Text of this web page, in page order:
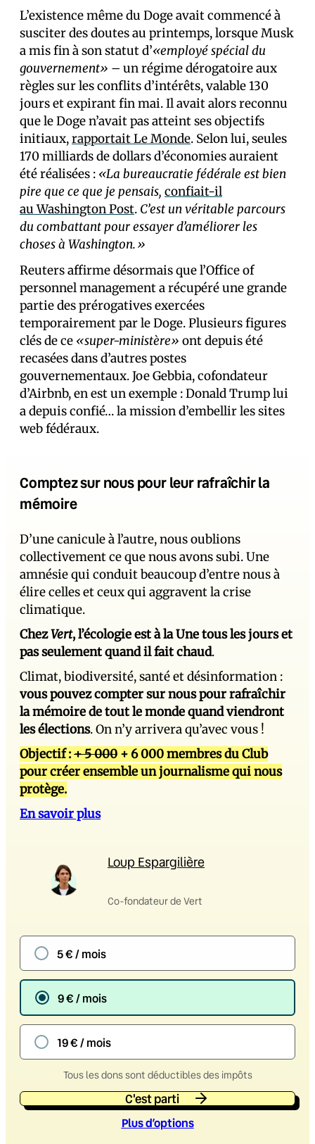
L’existence même du Doge avait commencé à
susciter des doutes au printemps, lorsque Musk
a mis fin à son statut d’«employé spécial du
gouvernement» – un régime dérogatoire aux
règles sur les conflits d’intérêts, valable 130
jours et expirant fin mai. Il avait alors reconnu
que le Doge n’avait pas atteint ses objectifs
initiaux,rapportait Le Monde. Selon lui, seules
170 milliards de dollars d’économies auraient
été réalisées : «La bureaucratie fédérale est bien
pire que ce que je pensais, confiait-il
au Washington Post. C’est un véritable parcours
du combattant pour essayer d’améliorer les
choses à Washington.»
Reuters affirme désormais que l’Office of
personnel management a récupéré une grande
partie des prérogatives exercées
temporairement par le Doge. Plusieurs figures
clés de ce «super-ministère» ont depuis été
recasées dans d’autres postes
gouvernementaux. Joe Gebbia, cofondateur
d’Airbnb, en est un exemple : Donald Trump lui
a depuis confié… la mission d’embellir les sites
web fédéraux.
Comptez sur nous pour leur rafraîchir la
mémoire
D’une canicule à l’autre, nous oublions
collectivement ce que nous avons subi. Une
amnésie qui conduit beaucoup d’entre nous à
élire celles et ceux qui aggravent la crise
climatique.
ChezVert, l’écologie est à la Une tous les jours et
pas seulement quand il fait chaud.
Climat, biodiversité, santé et désinformation :
vous pouvez compter sur nous pour rafraîchir
la mémoire de tout le monde quand viendront
les élections. On n’y arrivera qu’avec vous !
Objectif :+ 5 000 + 6 000 membres du Club
pour créer ensemble un journalisme qui nous
protège.
En savoir plus
Loup Espargilière
Co-fondateur de Vert
5 € / mois
9 € / mois
19 € / mois
Tous les dons sont déductibles des impôts
C'est parti
Plus d’options